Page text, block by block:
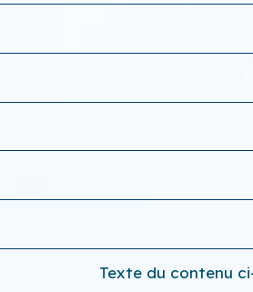
Texte du contenu